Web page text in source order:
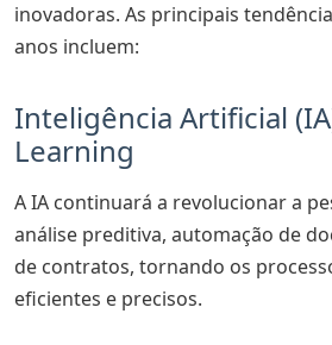
inovadoras. As principais
anos incluem:
Inteligência Artificial
Learning
A IA continuará a revolucionar a
análise preditiva, automação de
de contratos, tornando os
eficientes e precisos.